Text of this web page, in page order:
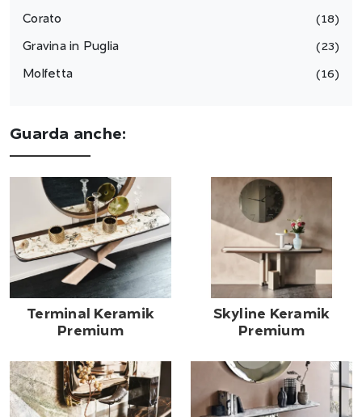
Corato 18
Gravina in Puglia 23
Molfetta 16
Guarda anche:
Terminal Keramik
Premium
Skyline Keramik
Premium